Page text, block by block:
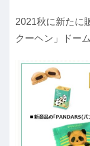
2021秋に新たに
クーヘン」ドー